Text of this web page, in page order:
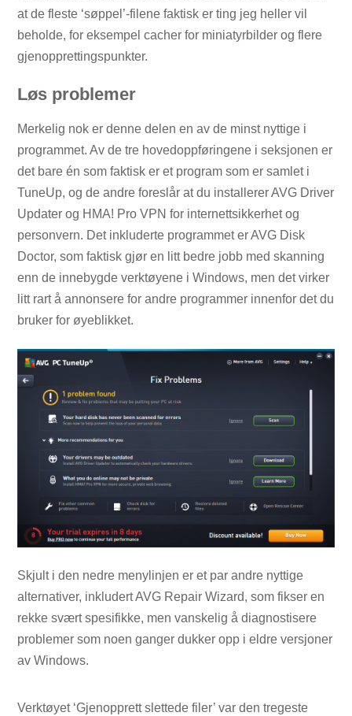
at de fleste ‘søppel’-filene faktisk er ting jeg heller vil
beholde, for eksempel cacher for miniatyrbilder og flere
gjenopprettingspunkter.
Løs problemer
Merkelig nok er denne delen en av de minst nyttige i
programmet. Av de tre hovedoppføringene i seksjonen er
det bare én som faktisk er et program som er samlet i
TuneUp, og de andre foreslår at du installerer AVG Driver
Updater og HMA! Pro VPN for internettsikkerhet og
personvern. Det inkluderte programmet er AVG Disk
Doctor, som faktisk gjør en litt bedre jobb med skanning
enn de innebygde verktøyene i Windows, men det virker
litt rart å annonsere for andre programmer innenfor det du
bruker for øyeblikket.
Skjult i den nedre menylinjen er et par andre nyttige
alternativer, inkludert AVG Repair Wizard, som fikser en
rekke svært spesifikke, men vanskelig å diagnostisere
problemer som noen ganger dukker opp i eldre versjoner
av Windows.
Verktøyet ‘Gjenopprett slettede filer’ var den tregeste